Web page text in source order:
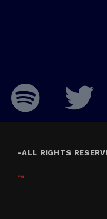
ALL RIGHTS
-
™